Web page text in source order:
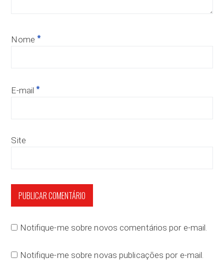
Nome *
E-mail *
Site
Notifique-me sobre novos comentários por e-mail.
Notifique-me sobre novas publicações por e-mail.